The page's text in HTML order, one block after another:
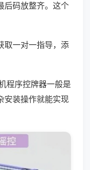
后码放整齐。这个
取一对一指导，添
程序控牌器一般是
安装操作就能实现